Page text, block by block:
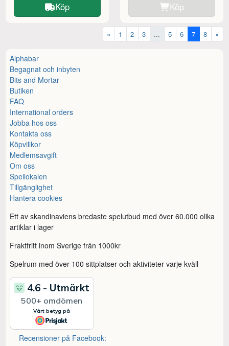
Köp Köp
« 1 2 3 ... 5 6 7 8 »
Alphabar
Begagnat och inbyten
Bits and Mortar
Butiken
FAQ
International orders
Jobba hos oss
Kontakta oss
Köpvillkor
Medlemsavgift
Om oss
Spellokalen
Tillgänglighet
Hantera cookies
Ett av skandinaviens bredaste spelutbud med över 60.000 olika
artiklar i lager
Fraktfritt inom Sverige från 1000kr
Spelrum med över 100 sittplatser och aktiviteter varje kväll
Recensioner på Facebook: